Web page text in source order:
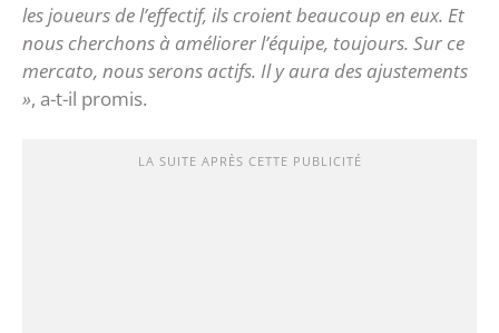
les joueurs de l’effectif, ils croient beaucoup en eux. Et
nous cherchons à améliorer l’équipe, toujours. Sur ce
mercato, nous serons actifs. Il y aura des ajustements
», a-t-il promis.
LA SUITE APRÈS CETTE PUBLICITÉ